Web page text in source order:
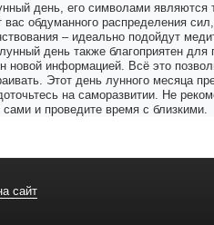
день, его символами являются
вас обдуманного распределения
– идеально подойдут
день также благоприятен
новой информацией. Всё это
Этот день лунного месяца
на саморазвитии. Не
и проведите время с близкими.
сайт